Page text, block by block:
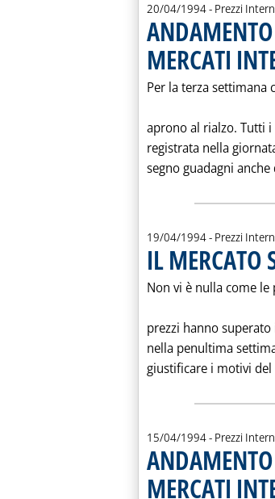
20/04/1994- Prezzi
ANDAMENTO
MERCATI
Per la terza settimana
aprono al rialzo. Tutti
registrata nella
segno guadagni
19/04/1994- Prezzi
IL MERCATO
Non vi è nulla come
prezzi hanno
nella penultima
giustificare i motivi del
15/04/1994- Prezzi
ANDAMENTO
MERCATI